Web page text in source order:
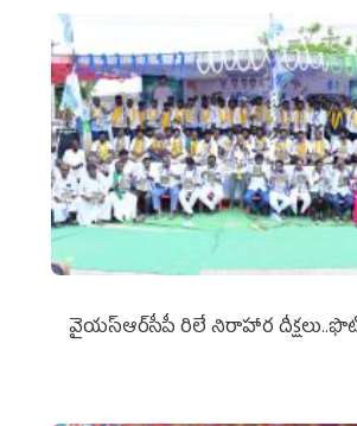
వైయ‌స్ఆర్‌సీపీ రిలే నిరాహార